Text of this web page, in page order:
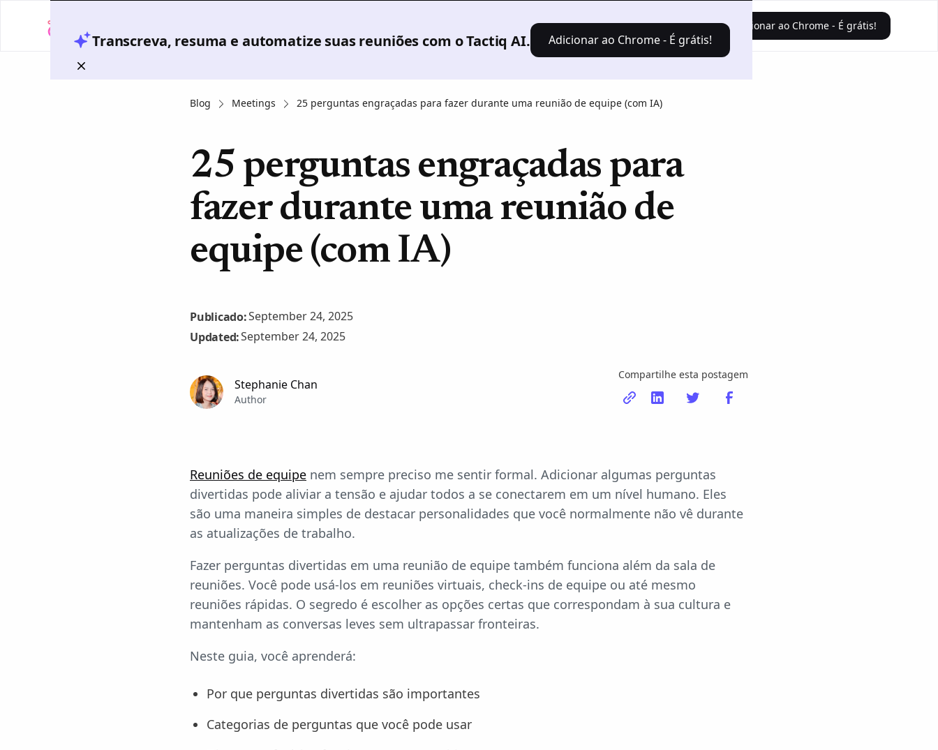
Transcreva, resuma e automatize suas reuniões com o Tactiq AI. Adicionar ao Chrome - É grátis!
Preços Recursos Faça o login Adicionar ao Chrome - É grátis!
Blog Meetings 25 perguntas engraçadas para fazer durante uma reunião de equipe (com IA)
25 perguntas engraçadas para
fazer durante uma reunião de
equipe (com IA)
Publicado:September 24, 2025
Updated:September 24, 2025
Stephanie Chan
Author
Compartilhe esta postagem
Reuniões de equipe nem sempre preciso me sentir formal. Adicionar algumas perguntas
divertidas pode aliviar a tensão e ajudar todos a se conectarem em um nível humano. Eles
são uma maneira simples de destacar personalidades que você normalmente não vê durante
as atualizações de trabalho.
Fazer perguntas divertidas em uma reunião de equipe também funciona além da sala de
reuniões. Você pode usá-los em reuniões virtuais, check-ins de equipe ou até mesmo
reuniões rápidas. O segredo é escolher as opções certas que correspondam à sua cultura e
mantenham as conversas leves sem ultrapassar fronteiras.
Neste guia, você aprenderá:
Por que perguntas divertidas são importantes
Categorias de perguntas que você pode usar